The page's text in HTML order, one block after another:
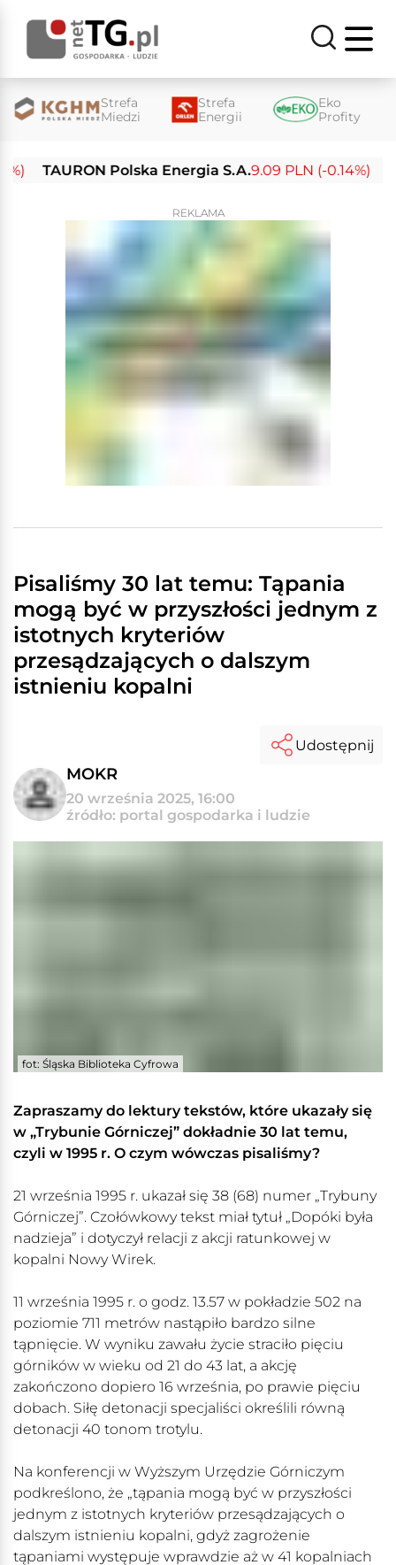
Strefa
Miedzi
Strefa
Energii
Eko
Profity
TAURON Polska Energia S.A. 9.09 PLN (-0.14%) Enea
REKLAMA
Pisaliśmy 30 lat temu: Tąpania
mogą być w przyszłości jednym z
istotnych kryteriów
przesądzających o dalszym
istnieniu kopalni
MOKR
20 września 2025, 16:00
źródło: portal gospodarka i ludzie
Udostępnij
fot: Śląska Biblioteka Cyfrowa
Zapraszamy do lektury tekstów, które ukazały się
w „Trybunie Górniczej” dokładnie 30 lat temu,
czyli w 1995 r. O czym wówczas pisaliśmy?
21 września 1995 r. ukazał się 38 (68) numer „Trybuny
Górniczej”. Czołówkowy tekst miał tytuł „Dopóki była
nadzieja” i dotyczył relacji z akcji ratunkowej w
kopalni Nowy Wirek.
11 września 1995 r. o godz. 13.57 w pokładzie 502 na
poziomie 711 metrów nastąpiło bardzo silne
tąpnięcie. W wyniku zawału życie straciło pięciu
górników w wieku od 21 do 43 lat, a akcję
zakończono dopiero 16 września, po prawie pięciu
dobach. Siłę detonacji specjaliści określili równą
detonacji 40 tonom trotylu.
Na konferencji w Wyższym Urzędzie Górniczym
podkreślono, że „tąpania mogą być w przyszłości
jednym z istotnych kryteriów przesądzających o
dalszym istnieniu kopalni, gdyż zagrożenie
tąpaniami występuje wprawdzie aż w 41 kopalniach